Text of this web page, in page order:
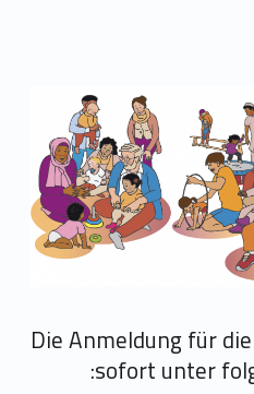
Die Anmeldung für
sofort unter